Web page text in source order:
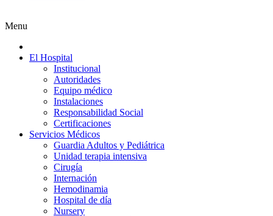
Menu
El Hospital
Institucional
Autoridades
Equipo médico
Instalaciones
Responsabilidad Social
Certificaciones
Servicios Médicos
Guardia Adultos y Pediátrica
Unidad terapia intensiva
Cirugía
Internación
Hemodinamia
Hospital de día
Nursery